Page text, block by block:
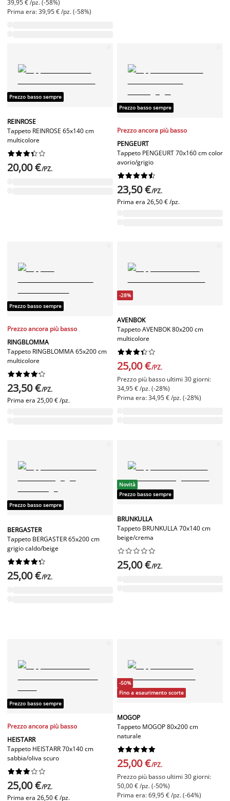
39,95 € /pz. (-58%)
Prima era: 39,95 € /pz. (-58%)
Prezzo basso sempre
REINROSE
Tappeto REINROSE 65x140 cm
multicolore






20,00 €/PZ.
Prezzo basso sempre
Prezzo ancora più basso
PENGEURT
Tappeto PENGEURT 70x160 cm color
avorio/grigio






23,50 €/PZ.
Prima era 26,50 € /pz.
Prezzo basso sempre
Prezzo ancora più basso
RINGBLOMMA
Tappeto RINGBLOMMA 65x200 cm
multicolore






23,50 €/PZ.
Prima era 25,00 € /pz.
-28%
AVENBOK
Tappeto AVENBOK 80x200 cm
multicolore






25,00 €/PZ.
Prezzo più basso ultimi 30 giorni:
34,95 € /pz. (-28%)
Prima era: 34,95 € /pz. (-28%)
Prezzo basso sempre
BERGASTER
Tappeto BERGASTER 65x200 cm
grigio caldo/beige






25,00 €/PZ.
Novità
Prezzo basso sempre
BRUNKULLA
Tappeto BRUNKULLA 70x140 cm
beige/crema






25,00 €/PZ.
Prezzo basso sempre
Prezzo ancora più basso
HEISTARR
Tappeto HEISTARR 70x140 cm
sabbia/oliva scuro






25,00 €/PZ.
Prima era 26,50 € /pz.
-50%
Fino a esaurimento scorte
MOGOP
Tappeto MOGOP 80x200 cm
naturale






25,00 €/PZ.
Prezzo più basso ultimi 30 giorni:
50,00 € /pz. (-50%)
Prima era: 69,95 € /pz. (-64%)